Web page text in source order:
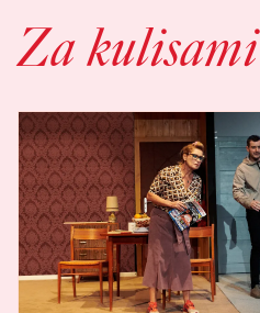
Za kulisami